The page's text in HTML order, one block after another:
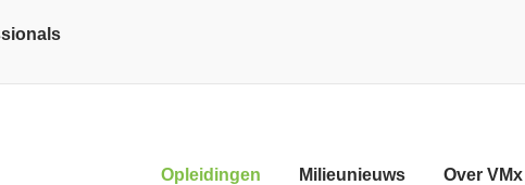
Opleidingen Milieunieuws Over VMx